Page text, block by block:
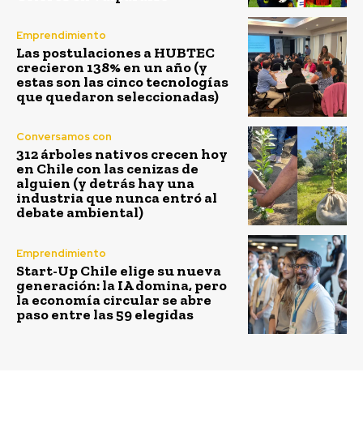
Emprendimiento
Las postulaciones a HUBTEC
crecieron 138% en un año (y
estas son las cinco tecnologías
que quedaron seleccionadas)
Conversamos con
312 árboles nativos crecen hoy
en Chile con las cenizas de
alguien (y detrás hay una
industria que nunca entró al
debate ambiental)
Emprendimiento
Start-Up Chile elige su nueva
generación: la IA domina, pero
la economía circular se abre
paso entre las 59 elegidas